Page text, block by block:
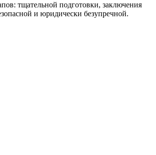
тщательной подготовки, заключения
и юридически безупречной.